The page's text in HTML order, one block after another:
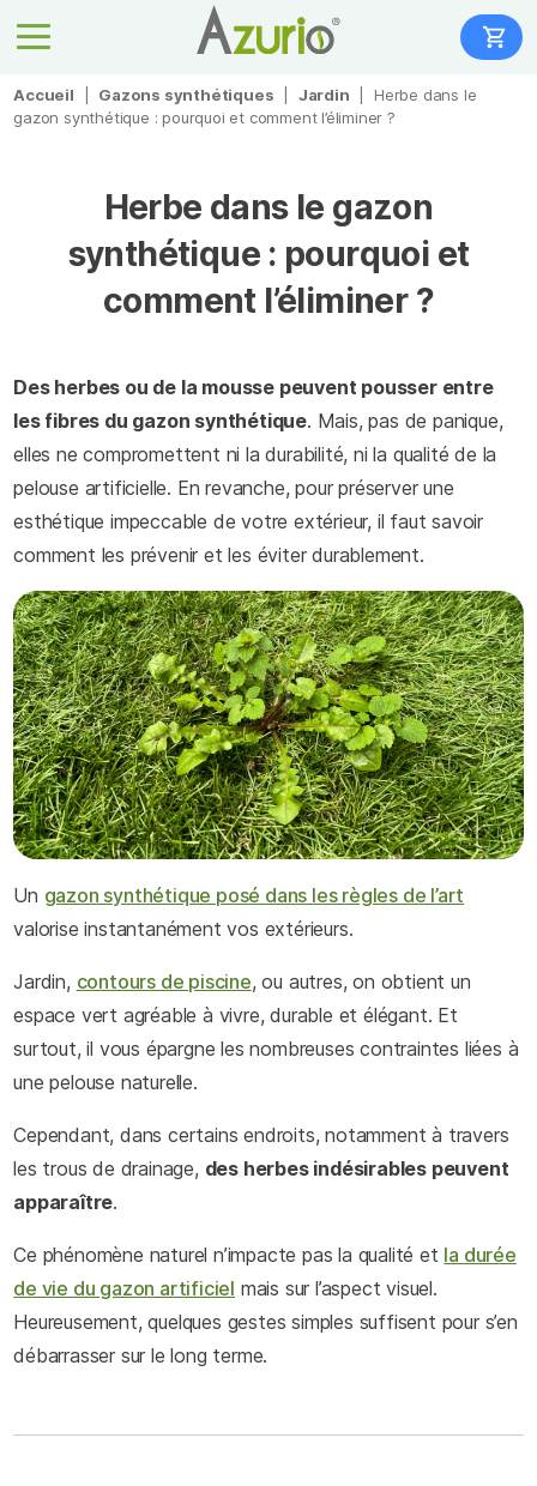
Accueil Gazons synthétiques Jardin
Herbe dans le
gazon synthétique : pourquoi et comment l’éliminer ?
Herbe dans le gazon
synthétique : pourquoi et
comment l’éliminer ?
Des herbes ou de la mousse peuvent pousser entre
les fibres du gazon synthétique. Mais, pas de panique,
elles ne compromettent ni la durabilité, ni la qualité de la
pelouse artificielle. En revanche, pour préserver une
esthétique impeccable de votre extérieur, il faut savoir
comment les prévenir et les éviter durablement.
Un gazon synthétique posé dans les règles de l’art
valorise instantanément vos extérieurs.
Jardin, contours de piscine, ou autres, on obtient un
espace vert agréable à vivre, durable et élégant. Et
surtout, il vous épargne les nombreuses contraintes liées à
une pelouse naturelle.
Cependant, dans certains endroits, notamment à travers
les trous de drainage, des herbes indésirables peuvent
apparaître.
Ce phénomène naturel n’impacte pas la qualité et la durée
de vie du gazon artificiel mais sur l’aspect visuel.
Heureusement, quelques gestes simples suffisent pour s’en
débarrasser sur le long terme.